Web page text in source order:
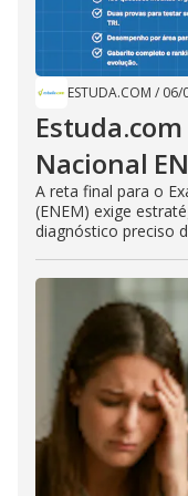
ESTUDA.COM / 06/
Nacional
A reta final para o
(ENEM) exige
diagnóstico preciso